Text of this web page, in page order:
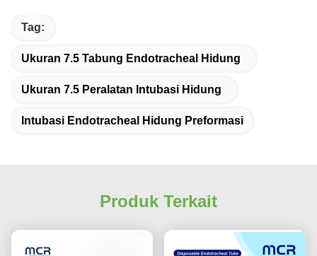
Tag:
Ukuran 7.5 Tabung Endotracheal Hidung
Ukuran 7.5 Peralatan Intubasi Hidung
Intubasi Endotracheal Hidung Preformasi
Produk Terkait